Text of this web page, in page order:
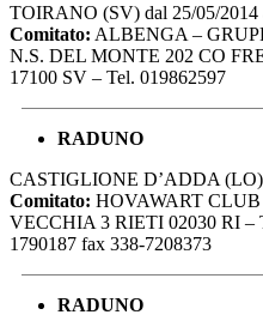
TOIRANO (SV) dal 25/05/2014
Comitato: ALBENGA –
N.S. DEL MONTE 202 CO
17100 SV – Tel. 019862597
RADUNO
CASTIGLIONE D’ADDA (LO)
Comitato: HOVAWART
VECCHIA 3 RIETI 02030 RI –
1790187 fax 338-7208373
RADUNO